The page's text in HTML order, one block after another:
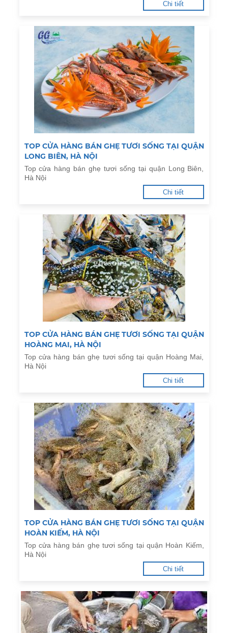
Chi tiết
TOP CỬA HÀNG BÁN GHẸ TƯƠI SỐNG TẠI QUẬN
LONG BIÊN, HÀ NỘI
Top cửa hàng bán ghẹ tươi sống tại quận Long Biên,
Hà Nội
Chi tiết
TOP CỬA HÀNG BÁN GHẸ TƯƠI SỐNG TẠI QUẬN
HOÀNG MAI, HÀ NỘI
Top cửa hàng bán ghẹ tươi sống tại quận Hoàng Mai,
Hà Nội
Chi tiết
TOP CỬA HÀNG BÁN GHẸ TƯƠI SỐNG TẠI QUẬN
HOÀN KIẾM, HÀ NỘI
Top cửa hàng bán ghẹ tươi sống tại quận Hoàn Kiếm,
Hà Nội
Chi tiết